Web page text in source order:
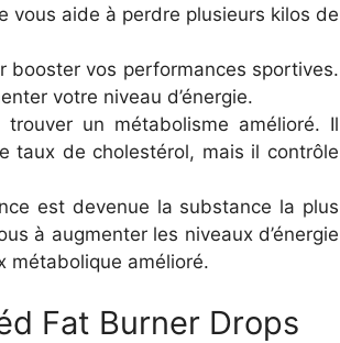
vous aide à perdre plusieurs kilos de
booster vos performances sportives.
votre niveau d’énergie.
un métabolisme amélioré. Il
taux de cholestérol, mais il contrôle
est devenue la substance la plus
à augmenter les niveaux d’énergie
métabolique amélioré.
Fat Burner Drops